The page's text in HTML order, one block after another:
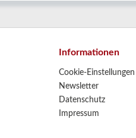
Informationen
Cookie-Einstellungen
Newsletter
Datenschutz
Impressum